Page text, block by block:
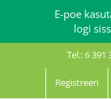
Tel.: 6 391
Registreeri
E-poe
logi